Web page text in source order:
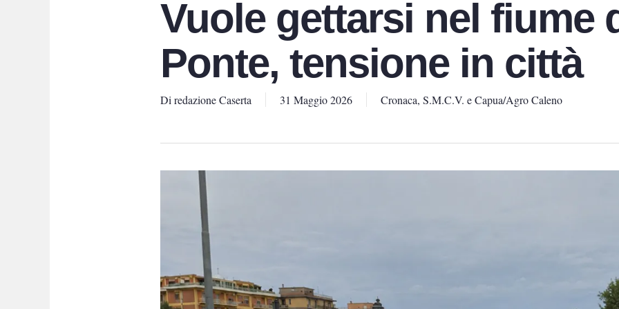
Vuole gettarsi nel fiume
Ponte, tensione in città
Di redazione Caserta 31 Maggio 2026 Cronaca, S.M.C.V. e Capua/Agro Caleno